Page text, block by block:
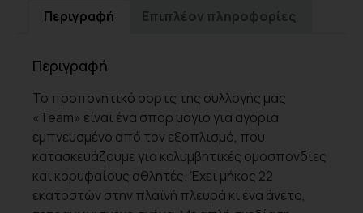
Περιγραφή Επιπλέον πληροφορίες
Περιγραφή
Το προπονητικό σορτς της συλλογής μας
«Team» είναι ένα σπορ μαγιό για αγόρια
εμπνευσμένο από τον εξοπλισμό, που
κατασκευάζουμε για κολυμβητικές ομοσπονδίες
και κορυφαίους αθλητές. Έχει μήκος 22
εκατοστών στην πλαϊνή πλευρά κι ένα άνετο,